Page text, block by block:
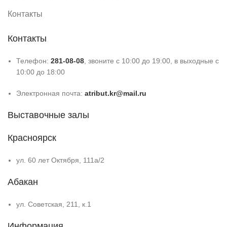
Контакты
Контакты
Телефон: 281-08-08 , звоните с 10:00 до 19:00, в выходные с
10:00 до 18:00
Электронная почта: atribut.kr@mail.ru
Выставочные залы
Красноярск
ул. 60 лет Октября, 111а/2
Абакан
ул. Советская, 211, к.1